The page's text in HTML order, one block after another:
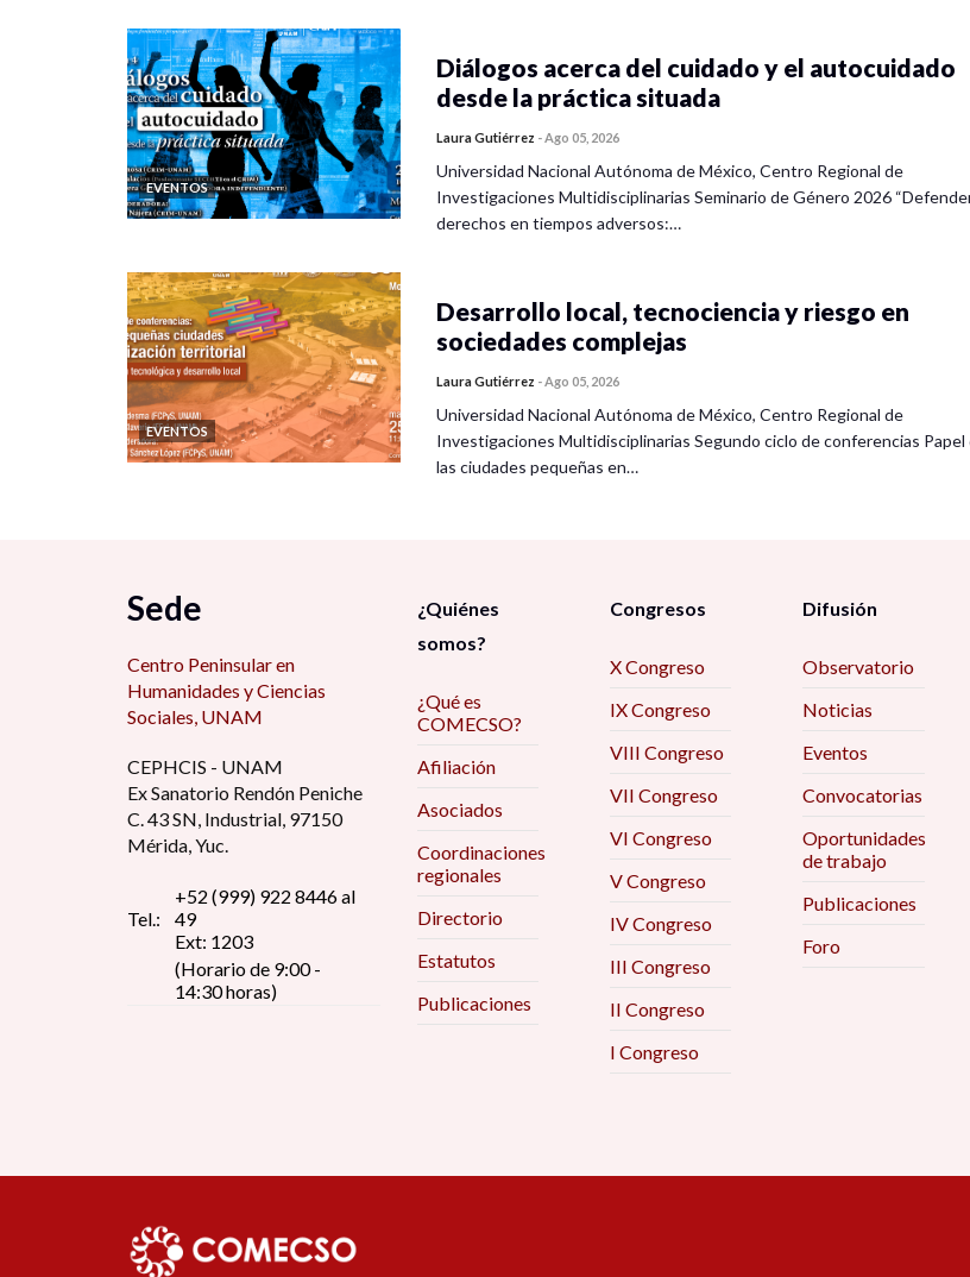
EVENTOS
Diálogos acerca del cuidado y el autocuidado
desde la práctica situada
Laura Gutiérrez -Ago 05, 2026
Universidad Nacional Autónoma de México, Centro Regional de
Investigaciones Multidisciplinarias Seminario de Género 2026
derechos en tiempos adversos:…
EVENTOS
Desarrollo local, tecnociencia y riesgo en
sociedades complejas
Laura Gutiérrez -Ago 05, 2026
Universidad Nacional Autónoma de México, Centro Regional de
Investigaciones Multidisciplinarias Segundo ciclo de conferencias Papel
las ciudades pequeñas en…
Sede
Centro Peninsular en
Humanidades y Ciencias
Sociales, UNAM
CEPHCIS - UNAM
Ex Sanatorio Rendón Peniche
C. 43 SN, Industrial, 97150
Mérida, Yuc.
Tel.:
+52 (999) 922 8446 al
49
Ext: 1203
(Horario de 9:00 -
14:30 horas)
¿Quiénes
somos?
¿Qué es
COMECSO?
Afiliación
Asociados
Coordinaciones
regionales
Directorio
Estatutos
Publicaciones
Congresos
X Congreso
IX Congreso
VIII Congreso
VII Congreso
VI Congreso
V Congreso
IV Congreso
III Congreso
II Congreso
I Congreso
Difusión
Observatorio
Noticias
Eventos
Convocatorias
Oportunidades
de trabajo
Publicaciones
Foro